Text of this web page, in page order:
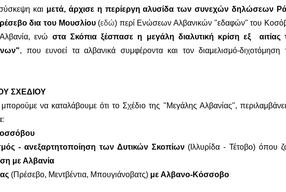
και μετά, άρχισε η περίεργη αλυσίδα των συνεχών δηλώσεων
δια του Μουσλίου (εδώ) περί Ενώσεων Αλβανικών "εδαφών" του
ενώ στα Σκόπια ξέσπασε η μεγάλη διαλυτική κρίση εξ αιτίας
, που ευνοεί τα αλβανικά συμφέροντα και τον διαμελισμό-διχοτόμηση
ΣΧΕΔΙΟΥ
να καταλάβουμε ότι το Σχέδιο της "Μεγάλης Αλβανίας",
- ανεξαρτητοποίηση των Δυτικών Σκοπίων(Ιλλυρίδα - Τέτοβο) όπου
με Αλβανία
(Πρέσεβο, Μεντβέντια, Μπουγιάνοβατς) με Αλβανο-Κόσσοβο